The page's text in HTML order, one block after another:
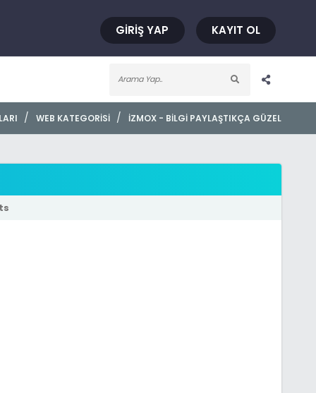
GIRIŞ YAP KAYIT OL
İZMOX - BILGI PAYLAŞTIKÇA GÜZEL
/
WEB KATEGORISI
/